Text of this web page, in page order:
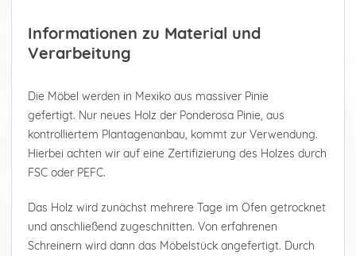
Informationen zu Material und
Verarbeitung
Die Möbel werden in Mexiko aus massiver Pinie
gefertigt. Nur neues Holz der Ponderosa Pinie, aus
kontrolliertem Plantagenanbau, kommt zur Verwendung.
Hierbei achten wir auf eine Zertifizierung des Holzes durch
FSC oder PEFC.
Das Holz wird zunächst mehrere Tage im Ofen getrocknet
und anschließend zugeschnitten. Von erfahrenen
Schreinern wird dann das Möbelstück angefertigt. Durch